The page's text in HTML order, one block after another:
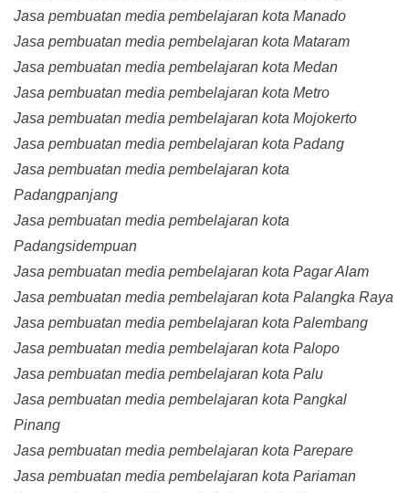
Jasa pembuatan media pembelajaran kota Manado
Jasa pembuatan media pembelajaran kota Mataram
Jasa pembuatan media pembelajaran kota Medan
Jasa pembuatan media pembelajaran kota Metro
Jasa pembuatan media pembelajaran kota Mojokerto
Jasa pembuatan media pembelajaran kota Padang
Jasa pembuatan media pembelajaran kota
Padangpanjang
Jasa pembuatan media pembelajaran kota
Padangsidempuan
Jasa pembuatan media pembelajaran kota Pagar Alam
Jasa pembuatan media pembelajaran kota Palangka Raya
Jasa pembuatan media pembelajaran kota Palembang
Jasa pembuatan media pembelajaran kota Palopo
Jasa pembuatan media pembelajaran kota Palu
Jasa pembuatan media pembelajaran kota Pangkal
Pinang
Jasa pembuatan media pembelajaran kota Parepare
Jasa pembuatan media pembelajaran kota Pariaman